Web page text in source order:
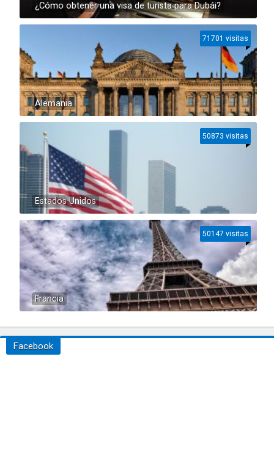
¿Cómo obtener una visa de turista para Dubái?
Alemania
71701 visitas
Estados Unidos
50873 visitas
Francia
50147 visitas
Facebook